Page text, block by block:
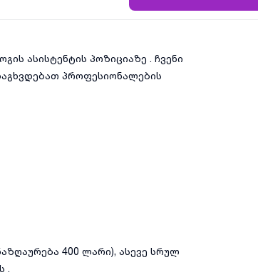
ასისტენტის პოზიციაზე . ჩვენი
პროფესიონალების
400 ლარი), ასევე სრულ
.